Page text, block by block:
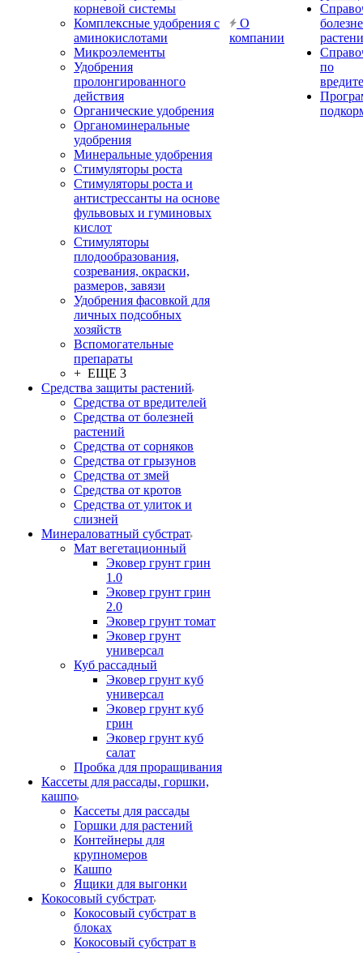
корневой системы
Комплексные удобрения с
аминокислотами
Микроэлементы
Удобрения
пролонгированного
действия
Органические удобрения
Органоминеральные
удобрения
Минеральные удобрения
Стимуляторы роста
Стимуляторы роста и
антистрессанты на основе
фульвовых и гуминовых
кислот
Стимуляторы
плодообразования,
созревания, окраски,
размеров, завязи
Удобрения фасовкой для
личных подсобных
хозяйств
Вспомогательные
препараты
+ ЕЩЕ 3
Средства защиты растений
Средства от вредителей
Средства от болезней
растений
Средства от сорняков
Средства от грызунов
Средства от змей
Средства от кротов
Средства от улиток и
слизней
Минераловатный субстрат
Мат вегетационный
Эковер грунт грин
1.0
Эковер грунт грин
2.0
Эковер грунт томат
Эковер грунт
универсал
Куб рассадный
Эковер грунт куб
универсал
Эковер грунт куб
грин
Эковер грунт куб
салат
Пробка для проращивания
Кассеты для рассады, горшки,
кашпо
Кассеты для рассады
Горшки для растений
Контейнеры для
крупномеров
Кашпо
Ящики для выгонки
Кокосовый субстрат
Кокосовый субстрат в
блоках
Кокосовый субстрат в
О
компании
по